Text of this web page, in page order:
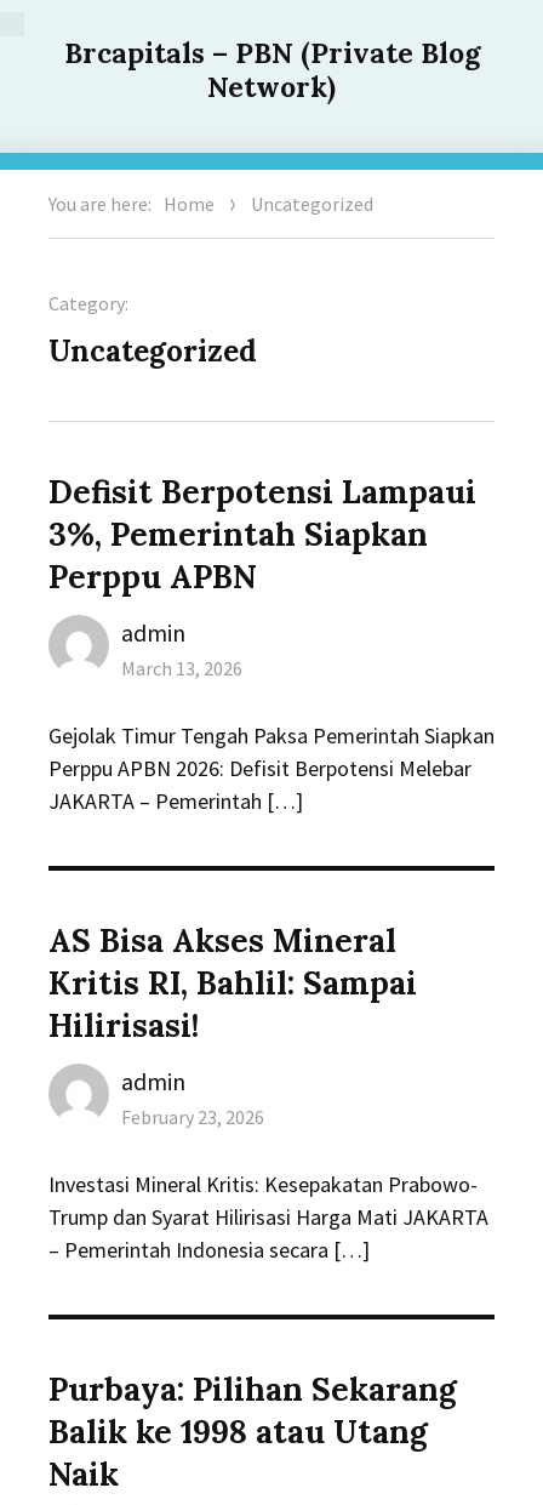
Brcapitals – PBN (Private Blog
Network)
You are here: Home Uncategorized
Category:
Uncategorized
Defisit Berpotensi Lampaui
3%, Pemerintah Siapkan
Perppu APBN
Author
admin
Posted
March 13, 2026
Gejolak Timur Tengah Paksa Pemerintah Siapkan
Perppu APBN 2026: Defisit Berpotensi Melebar
JAKARTA – Pemerintah […]
AS Bisa Akses Mineral
Kritis RI, Bahlil: Sampai
Hilirisasi!
Author
admin
Posted
February 23, 2026
Investasi Mineral Kritis: Kesepakatan Prabowo-
Trump dan Syarat Hilirisasi Harga Mati JAKARTA
– Pemerintah Indonesia secara […]
Purbaya: Pilihan Sekarang
Balik ke 1998 atau Utang
Naik